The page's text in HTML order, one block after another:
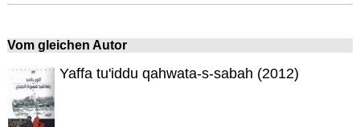
Vom gleichen Autor
Yaffa tu'iddu qahwata-s-sabah (2012)